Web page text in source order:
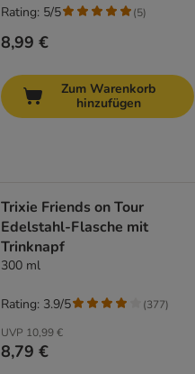
8,99 €
Rating: 5/5 (5)
Zum Warenkorb
hinzufügen
Trixie Friends on Tour
Edelstahl-Flasche mit
Trinknapf
300 ml
UVP 10,99 €
8,79 €
Rating: 3.9/5 (377)